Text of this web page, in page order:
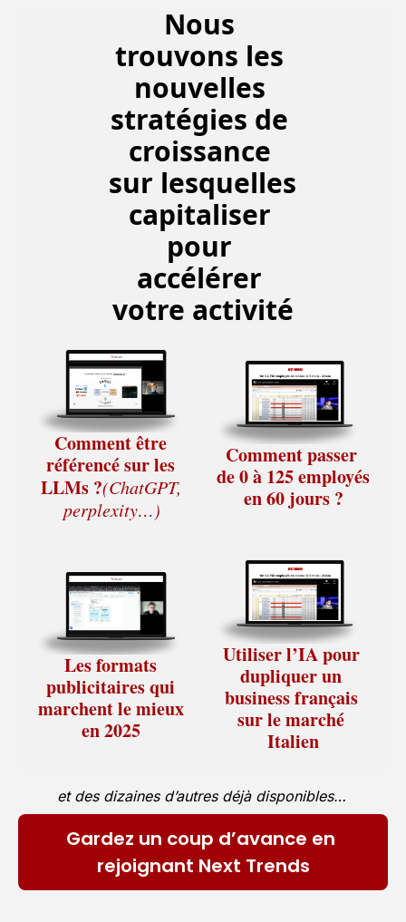
Nous
trouvons les
nouvelles
stratégies de
croissance
sur lesquelles
capitaliser
pour
accélérer
votre activité
Comment être
référencé sur les
LLMs ?(ChatGPT,
perplexity…)
Comment passer
de 0 à 125 employés
en 60 jours ?
Les formats
publicitaires qui
marchent le mieux
en 2025
Utiliser l’IA pour
dupliquer un
business français
sur le marché
Italien
et des dizaines d’autres déjà disponibles…
Gardez un coup d’avance en
rejoignant Next Trends